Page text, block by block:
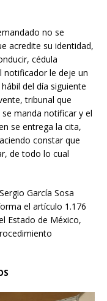
no se
acredite su identidad,
cédula
le deje un
del día siguiente
tribunal que
manda notificar y el
se entrega la cita,
constar que
de todo lo cual
García Sosa
el artículo 1.176
Estado de México,